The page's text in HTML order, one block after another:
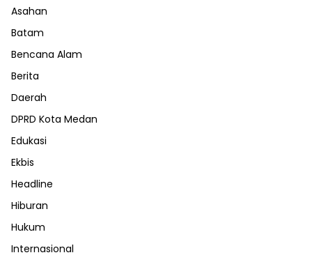
Asahan
Batam
Bencana Alam
Berita
Daerah
DPRD Kota Medan
Edukasi
Ekbis
Headline
Hiburan
Hukum
Internasional